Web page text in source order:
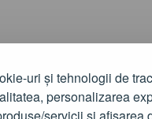
uri și tehnologii de
personalizarea